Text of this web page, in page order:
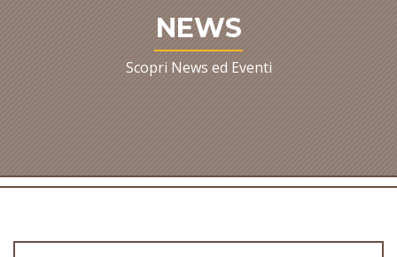
NEWS
Scopri News ed Eventi